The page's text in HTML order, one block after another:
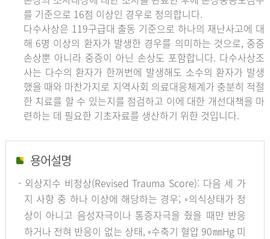
를 기준으로 16점 이상인 경우로 정의합니다.
다수사상은 119구급대 출동 기준으로 하나의 재난사고에 대
해 6명 이상의 환자가 발생한 경우를 의미하는 것으로, 중증
손상뿐 아니라 중증이 아닌 손상도 포함합니다. 다수사상조
사는 다수의 환자가 한꺼번에 발생해도 소수의 환자가 발생
했을 때와 마찬가지로 지역사회 의료대응체계가 충분히 적절
한 치료를 할 수 있는지를 점검하고 이에 대한 개선대책을 마
련하는 데 필요한 기초자료를 생산하기 위한 것입니다.
용어설명
- 외상지수 비정상(Revised Trauma Score): 다음 세 가
지 사항 중 하나 이상에 해당하는 경우; ◦의식상태가 정
상이 아니고 음성자극이나 통증자극을 줬을 때만 반응
하거나 전혀 반응이 없는 상태, ◦수축기 혈압 90㎜Hg 미